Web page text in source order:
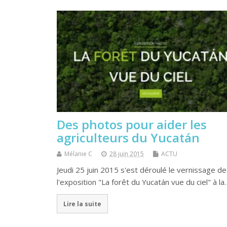
Des photos pour aider les
agriculteurs du Yucatán
Mélanie C 28 juin 2015 ACTU
Jeudi 25 juin 2015 s'est déroulé le vernissage de
l'exposition "La forêt du Yucatán vue du ciel" à
Lire la suite